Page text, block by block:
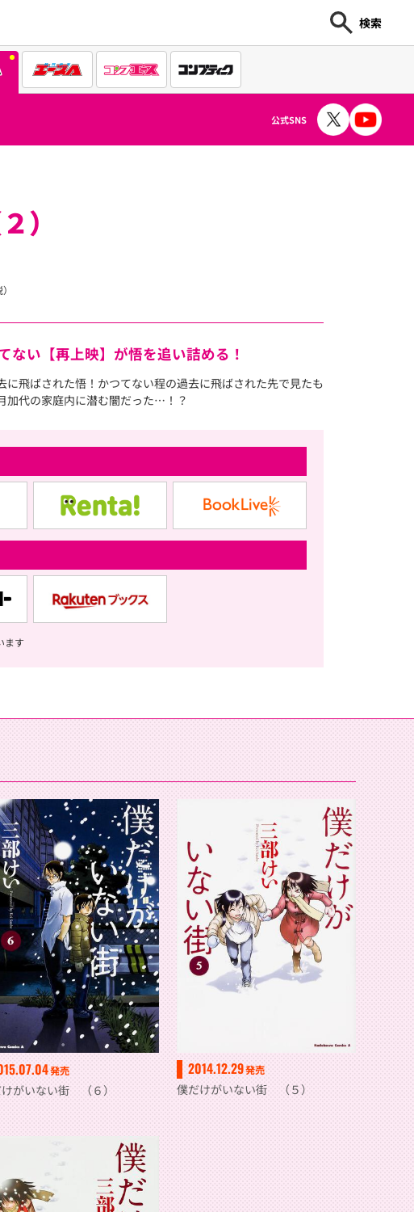
検索
公式SNS
）
い【再上映】が悟を追い詰める！
飛ばされた悟！かつてない程の過去に飛ばされた先で見たも
加代の家庭内に潜む闇だった…！？
ます
発売
がいない街 （６）
2014.12.29発売
僕だけがいない街 （５）